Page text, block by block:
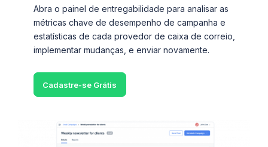
Abra o painel de entregabilidade para analisar as
métricas chave de desempenho de campanha e
estatísticas de cada provedor de caixa de correio,
implementar mudanças, e enviar novamente.
Cadastre-se Grátis